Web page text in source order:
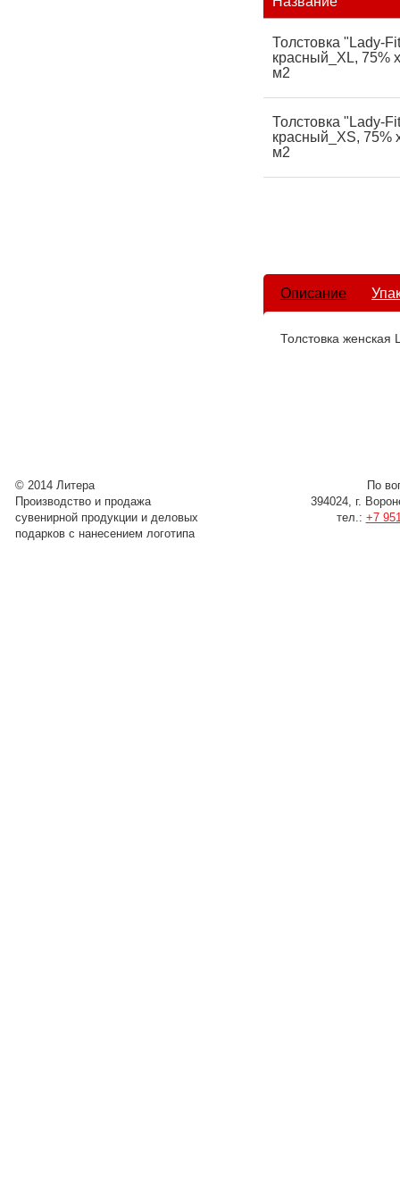
Толстовка "Lady-
красный_XL, 75%
м2
Толстовка "Lady-
красный_XS, 75%
м2
Описание
Толстовка женская
© 2014 Литера
Производство и продажа
сувенирной продукции и деловых
подарков с нанесением логотипа
По
394024, г.
тел.: +7